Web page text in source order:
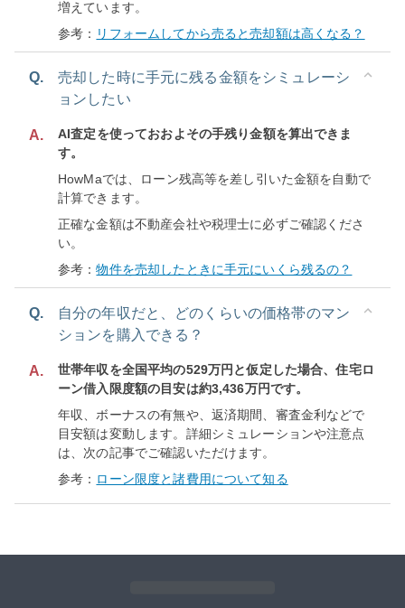
増えています。
参考： リフォームしてから売ると売却額は高くなる？
Q.
売却した時に手元に残る金額をシミュレーシ
ョンしたい
A.
AI査定を使っておおよその手残り金額を算出できま
す。
HowMaでは、ローン残高等を差し引いた金額を自動で
計算できます。
正確な金額は不動産会社や税理士に必ずご確認くださ
い。
参考：物件を売却したときに手元にいくら残るの？
Q.
自分の年収だと、どのくらいの価格帯のマン
ションを購入できる？
A.
世帯年収を全国平均の529万円と仮定した場合、住宅ロ
ーン借入限度額の目安は約3,436万円です。
年収、ボーナスの有無や、返済期間、審査金利などで
目安額は変動します。詳細シミュレーションや注意点
は、次の記事でご確認いただけます。
参考： ローン限度と諸費用について知る